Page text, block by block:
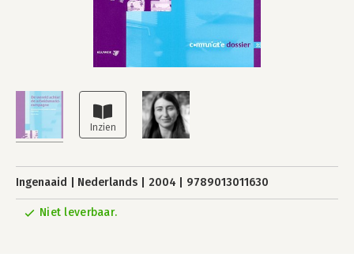
Ingenaaid Nederlands 2004 9789013011630
Niet leverbaar.